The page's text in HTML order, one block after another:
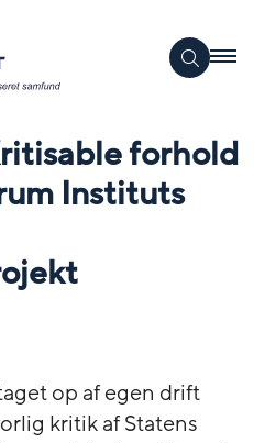
forhold
Instituts
op af egen drift
kritik af Statens